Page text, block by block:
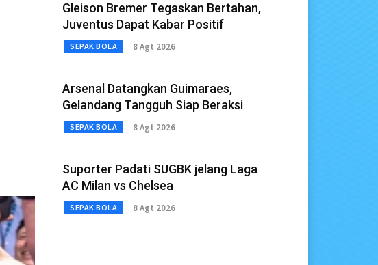
Gleison Bremer Tegaskan Bertahan,
Juventus Dapat Kabar Positif
SEPAK BOLA 8 Agt 2026
Arsenal Datangkan Guimaraes,
Gelandang Tangguh Siap Beraksi
SEPAK BOLA 8 Agt 2026
Suporter Padati SUGBK jelang Laga
AC Milan vs Chelsea
SEPAK BOLA 8 Agt 2026